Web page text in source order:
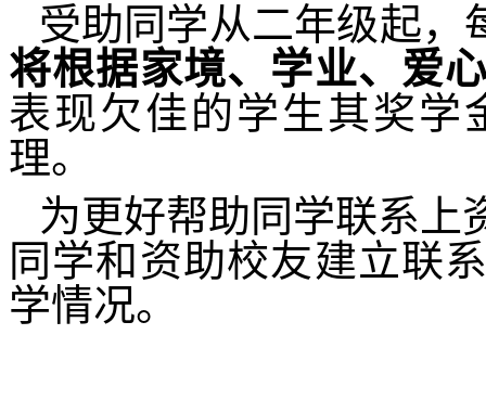
受助同学从二年级起，
将根据家境、学业、爱
表现欠佳的学生其奖学
理。
为更好帮助同学联系上
同学和资助校友建立联
学情况。